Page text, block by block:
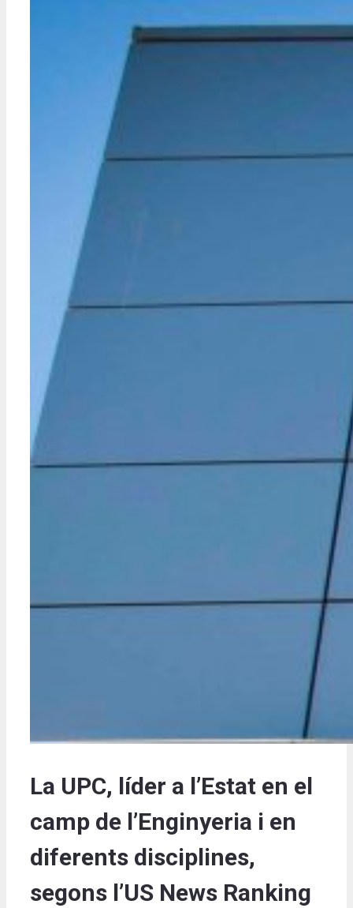
La UPC, líder a l’Estat en el
camp de l’Enginyeria i en
diferents disciplines,
segons l’US News Ranking